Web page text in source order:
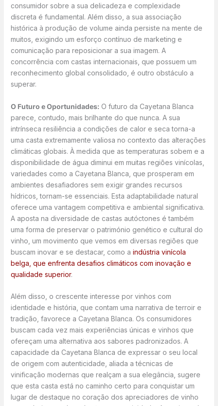
consumidor sobre a sua delicadeza e complexidade
discreta é fundamental. Além disso, a sua associação
histórica à produção de volume ainda persiste na mente de
muitos, exigindo um esforço contínuo de marketing e
comunicação para reposicionar a sua imagem. A
concorrência com castas internacionais, que possuem um
reconhecimento global consolidado, é outro obstáculo a
superar.
O Futuro e Oportunidades:O futuro da Cayetana Blanca
parece, contudo, mais brilhante do que nunca. A sua
intrínseca resiliência a condições de calor e seca torna-a
uma casta extremamente valiosa no contexto das alterações
climáticas globais. À medida que as temperaturas sobem e a
disponibilidade de água diminui em muitas regiões vinícolas,
variedades como a Cayetana Blanca, que prosperam em
ambientes desafiadores sem exigir grandes recursos
hídricos, tornam-se essenciais. Esta adaptabilidade natural
oferece uma vantagem competitiva e ambiental significativa.
A aposta na diversidade de castas autóctones é também
uma forma de preservar o património genético e cultural do
vinho, um movimento que vemos em diversas regiões que
buscam inovar e se destacar, como a indústria vinícola
belga, que enfrenta desafios climáticos com inovação e
qualidade superior.
Além disso, o crescente interesse por vinhos com
identidade e história, que contam uma narrativa de terroir e
tradição, favorece a Cayetana Blanca. Os consumidores
buscam cada vez mais experiências únicas e vinhos que
ofereçam uma alternativa aos sabores padronizados. A
capacidade da Cayetana Blanca de expressar o seu local
de origem com autenticidade, aliada a técnicas de
vinificação modernas que realçam a sua elegância, sugere
que esta casta está no caminho certo para conquistar um
lugar de destaque no coração dos apreciadores de vinho